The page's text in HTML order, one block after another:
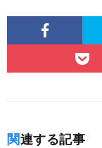
関連する記事